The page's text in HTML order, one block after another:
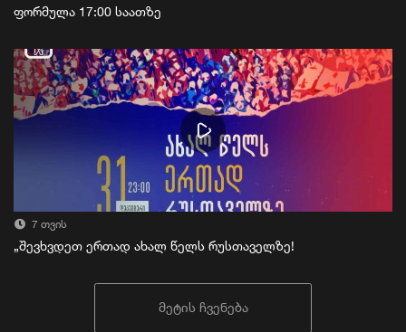
ფორმულა 17:00 საათზე
7 თვის
„შევხვდეთ ერთად ახალ წელს რუსთაველზე!
მეტის ჩვენება